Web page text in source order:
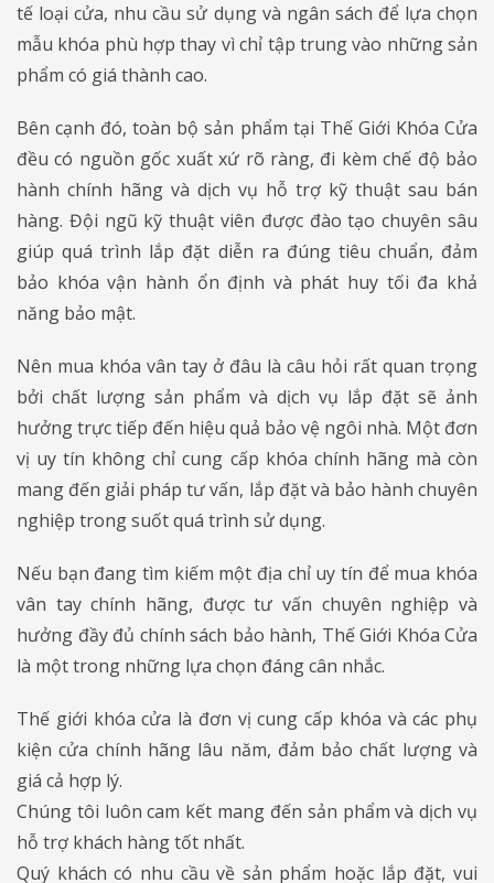
tế loại cửa, nhu cầu sử dụng và ngân sách để lựa chọn
mẫu khóa phù hợp thay vì chỉ tập trung vào những sản
phẩm có giá thành cao.
Bên cạnh đó, toàn bộ sản phẩm tại Thế Giới Khóa Cửa
đều có nguồn gốc xuất xứ rõ ràng, đi kèm chế độ bảo
hành chính hãng và dịch vụ hỗ trợ kỹ thuật sau bán
hàng. Đội ngũ kỹ thuật viên được đào tạo chuyên sâu
giúp quá trình lắp đặt diễn ra đúng tiêu chuẩn, đảm
bảo khóa vận hành ổn định và phát huy tối đa khả
năng bảo mật.
Nên mua khóa vân tay ở đâu là câu hỏi rất quan trọng
bởi chất lượng sản phẩm và dịch vụ lắp đặt sẽ ảnh
hưởng trực tiếp đến hiệu quả bảo vệ ngôi nhà. Một đơn
vị uy tín không chỉ cung cấp khóa chính hãng mà còn
mang đến giải pháp tư vấn, lắp đặt và bảo hành chuyên
nghiệp trong suốt quá trình sử dụng.
Nếu bạn đang tìm kiếm một địa chỉ uy tín để mua khóa
vân tay chính hãng, được tư vấn chuyên nghiệp và
hưởng đầy đủ chính sách bảo hành, Thế Giới Khóa Cửa
là một trong những lựa chọn đáng cân nhắc.
Thế giới khóa cửa là đơn vị cung cấp khóa và các phụ
kiện cửa chính hãng lâu năm, đảm bảo chất lượng và
giá cả hợp lý.
Chúng tôi luôn cam kết mang đến sản phẩm và dịch vụ
hỗ trợ khách hàng tốt nhất.
Quý khách có nhu cầu về sản phẩm hoặc lắp đặt, vui